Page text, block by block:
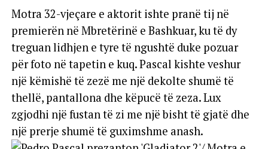
Motra 32-vjeçare e aktorit ishte pranë tij në
premierën në Mbretërinë e Bashkuar, ku të dy
treguan lidhjen e tyre të ngushtë duke pozuar
për foto në tapetin e kuq. Pascal kishte veshur
një këmishë të zezë me një dekolte shumë të
thellë, pantallona dhe këpucë të zeza. Lux
zgjodhi një fustan të zi me një bisht të gjatë dhe
një prerje shumë të guximshme anash.